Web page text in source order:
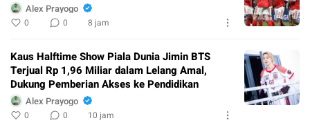
Alex Prayogo
0 0 8 jam
Kaus Halftime Show Piala Dunia Jimin BTS
Terjual Rp 1,96 Miliar dalam Lelang Amal,
Dukung Pemberian Akses ke Pendidikan
Alex Prayogo
0 0 10 jam